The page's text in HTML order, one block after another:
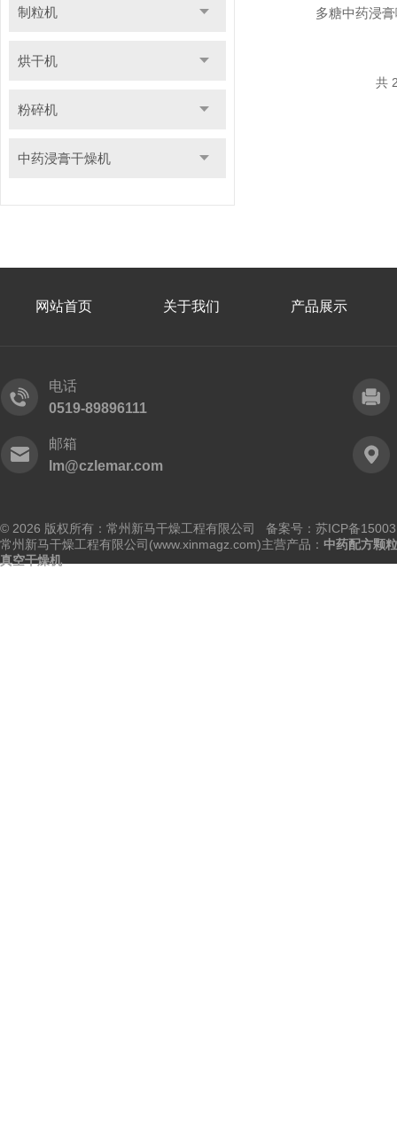
制粒机
烘干机
粉碎机
中药浸膏干燥机
多糖中药浸
共
网站首页 关于我们 产品展示
电话
0519-89896111
邮箱
lm@czlemar.com
© 2026 版权所有：常州新马干燥工程有限公司 备案号： 苏ICP备
常州新马干燥工程有限公司(www.xinmagz.com)主营产品： 中药配方颗
真空干燥机